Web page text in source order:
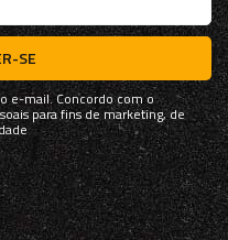
SE
e-mail. Concordo com o
para fins de marketing, de